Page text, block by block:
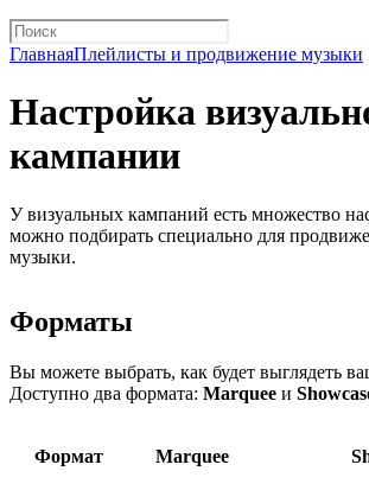
ГлавнаяПлейлисты и продвижение музыки
Настройка
кампании
У визуальных кампаний есть множество
можно подбирать специально для
музыки.
Форматы
Вы можете выбрать, как будет выглядеть
Доступно два формата: Marquee и
Формат Marquee